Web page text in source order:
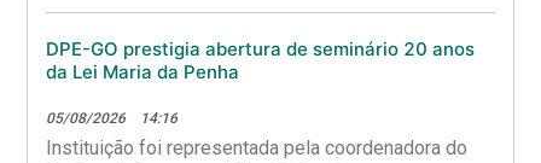
DPE-GO prestigia abertura de seminário 20 anos
da Lei Maria da Penha
05/08/2026 14:16
Instituição foi representada pela coordenadora do